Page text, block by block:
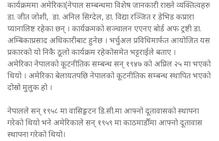
कार्यक्रममा अमेरिका(नेपाल सम्बन्धमा विशेष जानकारी राख्ने व्यक्तित्वहरु
डा. जीत जोशी, डा. अनिल सिग्देल, डा. विद्या रञ्‍जित र डेभिड कप्रारा
प्यानालिष्ट रहेका छन् । कार्यक्रमको सञ्चालन एएनए बोर्ड अफ ट्रष्टी डा.
अम्बिकाप्रसाद अधिकारीबाट हुनेछ । भर्चुअल प्रविधिमार्फत आयोजित यस
प्रकारको यो निकै ठूलो कार्यक्रम रहेकोसमेत भट्टराईले बताए ।
अमेरिका नेपालको कूटनीतिक सम्बन्ध सन् १९४७ को अप्रिल २५ मा भएको
थियो । अमेरिका बेलायतपछि नेपालको कूटनीतिक सम्बन्ध स्थापित भएको
दोस्रो मुलुक हो ।
नेपालले सन् १९५८ मा वासिङ्गटन डि.सी.मा आफ्नो दूतावासको स्थापना
गरेको थियो भने अमेरिकाले सन् १९५९ मा काठमाडौँमा आफ्नो दूतावास
स्थापना गरेको थियो।